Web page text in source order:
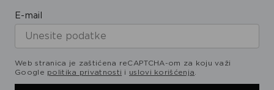
E-mail
Web stranica je zaštićena reCAPTCHA-om za koju važi
Google politika privatnosti i uslovi korišćenja